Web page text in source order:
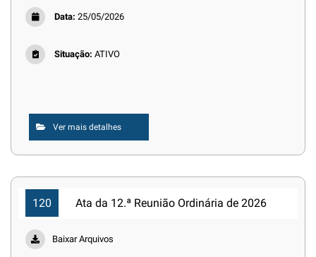
Data: 25/05/2026
Situação: ATIVO
Ver mais detalhes
120 Ata da 12.ª Reunião Ordinária de 2026
Baixar Arquivos